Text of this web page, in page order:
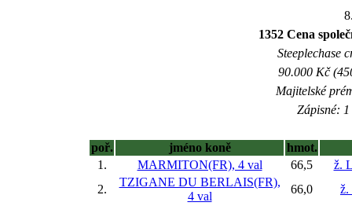
1352 Cena
Steeplechase
90.000 Kč
Majitelské
Zápisné:
poř. jméno koně
hmot.
1.
MARMITON(FR), 4 val 66,5
ž.
2.
TZIGANE DU BERLAIS(FR),
4 val
66,0
ž.